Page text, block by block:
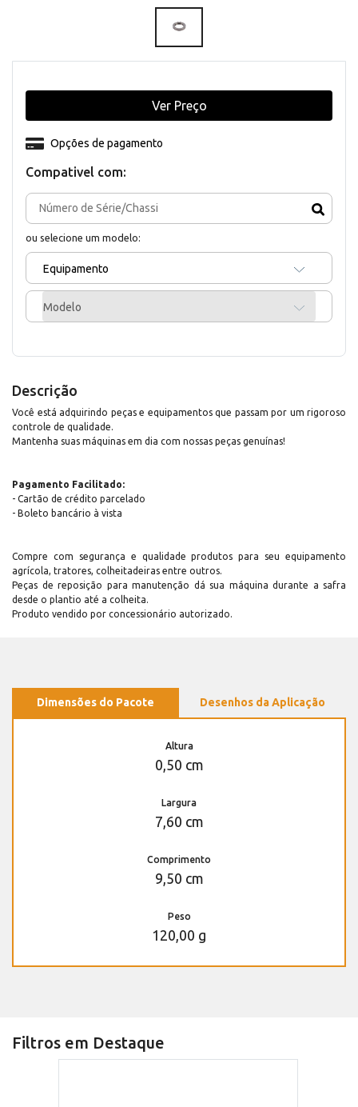
Compativel com:
ou selecione um modelo:
Equipamento
Modelo
Opções de pagamento
Ver Preço
Descrição
Você está adquirindo peças e equipamentos que passam por um rigoroso
controle de qualidade.
Mantenha suas máquinas em dia com nossas peças genuínas!
Pagamento Facilitado:
- Cartão de crédito parcelado
- Boleto bancário à vista
Compre com segurança e qualidade produtos para seu equipamento
agrícola, tratores, colheitadeiras entre outros.
Peças de reposição para manutenção dá sua máquina durante a safra
desde o plantio até a colheita.
Produto vendido por concessionário autorizado.
Dimensões do Pacote Desenhos da Aplicação
Altura
0,50 cm
Largura
7,60 cm
Comprimento
9,50 cm
Peso
120,00 g
Filtros em Destaque